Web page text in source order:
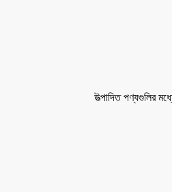
উত্পাদিত পণ্যগুলির